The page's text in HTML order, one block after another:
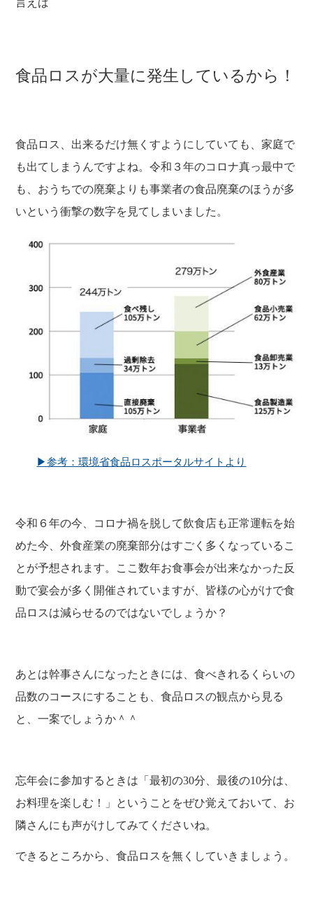
言えば
食品ロスが大量に発生しているから！
食品ロス、出来るだけ無くすようにしていても、家庭で
も出てしまうんですよね。令和３年のコロナ真っ最中で
も、おうちでの廃棄よりも事業者の食品廃棄のほうが多
いという衝撃の数字を見てしまいました。
▶参考：環境省食品ロスポータルサイトより
令和６年の今、コロナ禍を脱して飲食店も正常運転を始
めた今、外食産業の廃棄部分はすごく多くなっているこ
とが予想されます。ここ数年お食事会が出来なかった反
動で宴会が多く開催されていますが、皆様の心がけで食
品ロスは減らせるのではないでしょうか？
あとは幹事さんになったときには、食べきれるくらいの
品数のコースにすることも、食品ロスの観点から見る
と、一案でしょうか＾＾
忘年会に参加するときは「最初の30分、最後の10分は、
お料理を楽しむ！」ということをぜひ覚えておいて、お
隣さんにも声がけしてみてくださいね。
できるところから、食品ロスを無くしていきましょう。